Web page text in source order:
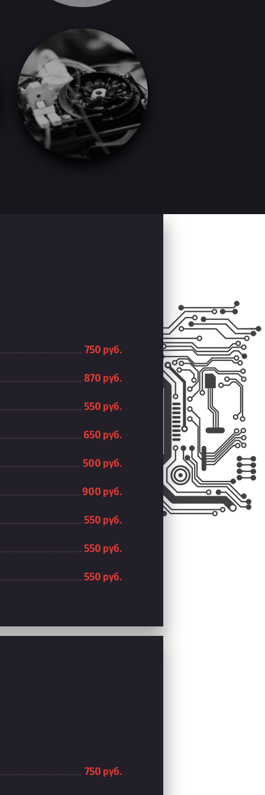
750 руб.
870 руб.
550 руб.
650 руб.
500 руб.
900 руб.
550 руб.
550 руб.
550 руб.
750 руб.